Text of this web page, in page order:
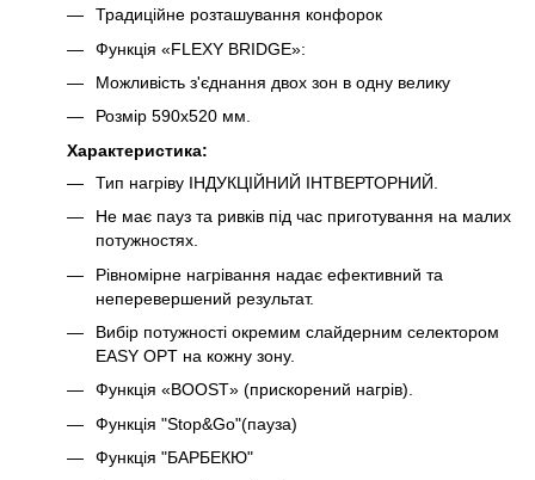
Традиційне розташування конфорок
Функція «FLEXY BRIDGE»:
Можливість з'єднання двох зон в одну велику
Розмір 590x520 мм.
Характеристика:
Тип нагріву ІНДУКЦІЙНИЙ ІНТВЕРТОРНИЙ.
Не має пауз та ривків під час приготування на малих
потужностях.
Рівномірне нагрівання надає ефективний та
неперевершений результат.
Вибір потужності окремим слайдерним селектором
EASY OPT на кожну зону.
Функція «BOOST» (прискорений нагрів).
Функція "Stop&Go"(пауза)
Функція "БАРБЕКЮ"